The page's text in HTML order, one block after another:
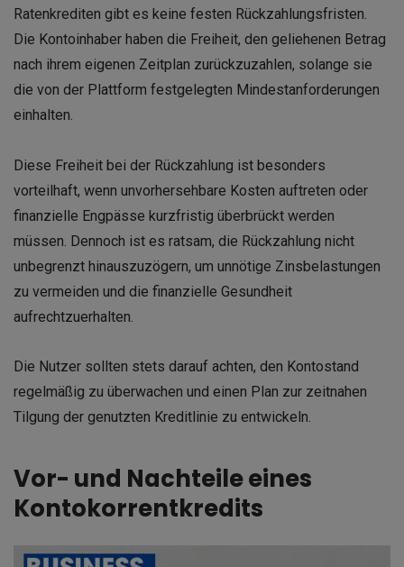
Ratenkrediten gibt es keine festen Rückzahlungsfristen.
Die Kontoinhaber haben die Freiheit, den geliehenen Betrag
nach ihrem eigenen Zeitplan zurückzuzahlen, solange sie
die von der Plattform festgelegten Mindestanforderungen
einhalten.
Diese Freiheit bei der Rückzahlung ist besonders
vorteilhaft, wenn unvorhersehbare Kosten auftreten oder
finanzielle Engpässe kurzfristig überbrückt werden
müssen. Dennoch ist es ratsam, die Rückzahlung nicht
unbegrenzt hinauszuzögern, um unnötige Zinsbelastungen
zu vermeiden und die finanzielle Gesundheit
aufrechtzuerhalten.
Die Nutzer sollten stets darauf achten, den Kontostand
regelmäßig zu überwachen und einen Plan zur zeitnahen
Tilgung der genutzten Kreditlinie zu entwickeln.
Vor- und Nachteile eines
Kontokorrentkredits